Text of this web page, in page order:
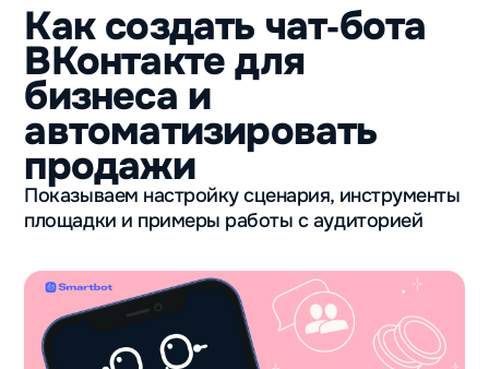
Как создать чат‑бота
ВКонтакте для
бизнеса и
автоматизировать
продажи
Показываем настройку сценария, инструменты
площадки и примеры работы с аудиторией